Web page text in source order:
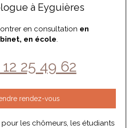
à Eyguières
en consultation en
en école.
25 49 62
rendez-vous
les chômeurs, les étudiants